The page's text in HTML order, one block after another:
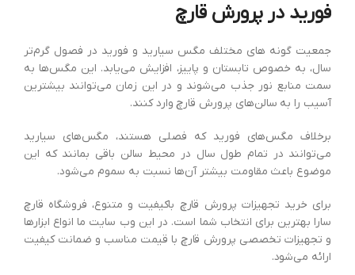
فورید در پرورش قارچ
جمعیت گونه های مختلف مگس سیارید و فورید در فصول گرم‌تر
سال، به خصوص تابستان و پاییز، افزایش می‌یابد. این مگس‌ها به
سمت منابع نور جذب می‌شوند و در این زمان می‌توانند بیشترین
آسیب را به سالن‌های پرورش قارچ وارد کنند.
برخلاف مگس‌های فورید که فصلی هستند، مگس‌های سیارید
می‌توانند در تمام طول سال در محیط سالن باقی بمانند که این
موضوع باعث مقاومت بیشتر آن‌ها نسبت به سموم می‌شود.
برای خرید تجهیزات پرورش قارچ باکیفیت و متنوع، فروشگاه قارچ
سارا بهترین برای انتخاب شما است. در این وب سایت ما انواع ابزارها
و تجهیزات تخصصی پرورش قارچ با قیمت مناسب و ضمانت کیفیت
ارائه می‌شود.